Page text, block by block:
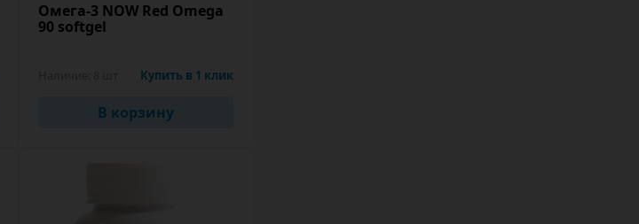
Омега-3 NOW Red Omega
90 softgel
Купить в 1 клик
В корзину